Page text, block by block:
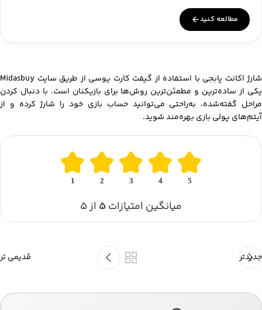
مطالعه کنید
شارژ اکانت پابجی
با استفاده از گیفت کارت یوسی از طریق سایت Midasbuy
یکی از ساده‌ترین و مطمئن‌ترین روش‌ها برای بازیکنان است. با دنبال کردن
مراحل گفته‌شده، به‌راحتی می‌توانید حساب بازی خود را شارژ کرده و از
آیتم‌های پولی بازی بهره‌مند شوید.
5
4
3
2
1
میانگین امتیازات۵ از ۵
جدیدتر قدیمی تر